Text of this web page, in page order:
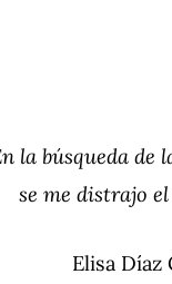
la búsqueda de
se me distrajo
Elisa Díaz